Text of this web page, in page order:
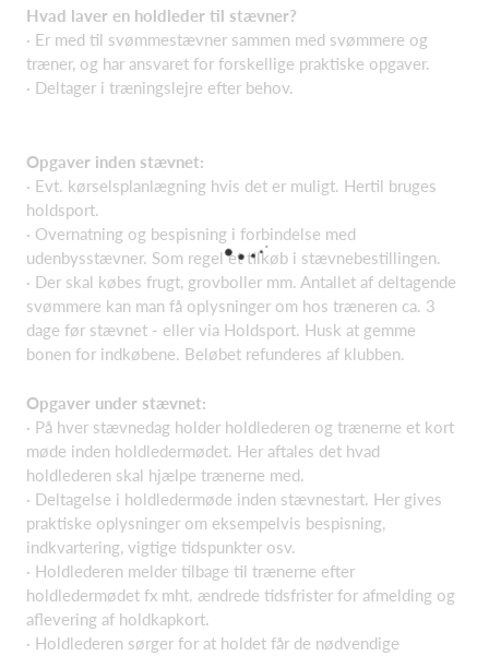
Hvad laver en holdleder til stævner?
· Er med til svømmestævner sammen med svømmere og
træner, og har ansvaret for forskellige praktiske opgaver.
· Deltager i træningslejre efter behov.
Opgaver inden stævnet:
· Evt. kørselsplanlægning hvis det er muligt. Hertil bruges
holdsport.
· Overnatning og bespisning i forbindelse med
udenbysstævner. Som regel et tilkøb i stævnebestillingen.
· Der skal købes frugt, grovboller mm. Antallet af deltagende
svømmere kan man få oplysninger om hos træneren ca. 3
dage før stævnet - eller via Holdsport. Husk at gemme
bonen for indkøbene. Beløbet refunderes af klubben.
Opgaver under stævnet:
· På hver stævnedag holder holdlederen og trænerne et kort
møde inden holdledermødet. Her aftales det hvad
holdlederen skal hjælpe trænerne med.
· Deltagelse i holdledermøde inden stævnestart. Her gives
praktiske oplysninger om eksempelvis bespisning,
indkvartering, vigtige tidspunkter osv.
· Holdlederen melder tilbage til trænerne efter
holdledermødet fx mht. ændrede tidsfrister for afmelding og
aflevering af holdkapkort.
· Holdlederen sørger for at holdet får de nødvendige